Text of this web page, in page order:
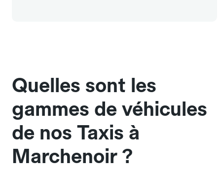
Quelles sont les
gammes de véhicules
de nos Taxis à
Marchenoir ?